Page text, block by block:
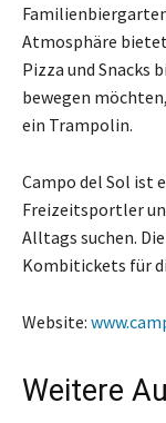
Atmosphäre
Pizza und Snacks
bewegen
ein Trampolin.
Campo del Sol ist
Freizeitsportler
Alltags suchen.
Kombitickets für
Website:
Weitere